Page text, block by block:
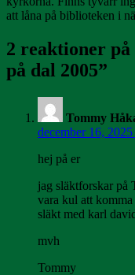
att låna på biblioteken i
2 reaktioner på
på dal 2005”
Tommy
december 16,
hej på er
jag släktforskar på
vara kul att
släkt med karl
mvh
Tommy